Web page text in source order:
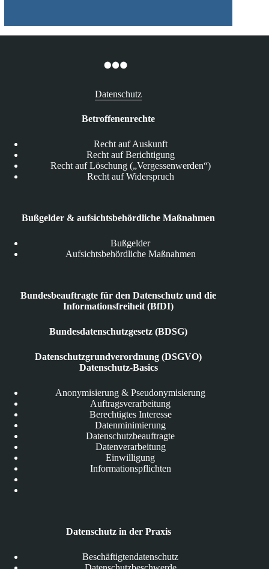
Datenschutz
Betroffenenrechte
Recht auf Auskunft
Recht auf Berichtigung
Recht auf Löschung („Vergessenwerden“)
Recht auf Widerspruch
Bußgelder & aufsichtsbehördliche Maßnahmen
Bußgelder
Aufsichtsbehördliche Maßnahmen
Bundesbeauftragte für den Datenschutz und die
Informationsfreiheit (BfDI)
Bundesdatenschutzgesetz (BDSG)
Datenschutzgrundverordnung (DSGVO)
Datenschutz-Basics
Anonymisierung & Pseudonymisierung
Auftragsverarbeitung
Berechtigtes Interesse
Datenminimierung
Datenschutzbeauftragte
Datenverarbeitung
Einwilligung
Informationspflichten
Datenschutz in der Praxis
Beschäftigtendatenschutz